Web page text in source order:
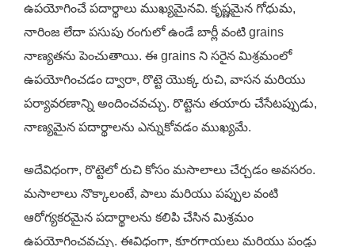
ఉపయోగించే పదార్థాలు ముఖ్యమైనవి. కృష్ణమైన గోధుమ,
నారింజ లేదా పసుపు రంగులో ఉండే బార్లీ వంటి grains
నాణ్యతను పెంచుతాయి. ఈ grains ని సరైన మిశ్రమంలో
ఉపయోగించడం ద్వారా, రొట్టె యొక్క రుచి, వాసన మరియు
పర్యావరణాన్ని అందించవచ్చు. రొట్టెను తయారు చేసేటప్పుడు,
నాణ్యమైన పదార్థాలను ఎన్నుకోవడం ముఖ్యమే.
అదేవిధంగా, రొట్టెలో రుచి కోసం మసాలాలు చేర్చడం అవసరం.
మసాలాలు నొక్కాలంటే, పాలు మరియు పప్పుల వంటి
ఆరోగ్యకరమైన పదార్థాలను కలిపి చేసిన మిశ్రమం
ఉపయోగించవచ్చు. ఈవిధంగా, కూరగాయలు మరియు పండ్లు